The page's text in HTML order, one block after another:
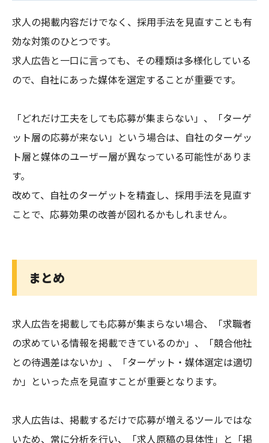
求人の掲載内容だけでなく、採用手法を見直すことも有
効な対策のひとつです。
求人広告と一口に言っても、その種類は多様化している
ので、自社にあった媒体を選定することが重要です。
「どれだけ工夫をしても応募が集まらない」、「ターゲ
ット層の応募が来ない」という場合は、自社のターゲッ
ト層と媒体のユーザー層が異なっている可能性がありま
す。
改めて、自社のターゲットを精査し、採用手法を見直す
ことで、応募効果の改善が図れるかもしれません。
まとめ
求人広告を掲載しても応募が集まらない場合、「求職者
の求めている情報を掲載できているのか」、「競合他社
との待遇差はないか」、「ターゲット・媒体選定は適切
か」といった点を見直すことが重要となります。
求人広告は、掲載するだけで応募が増えるツールではな
いため、常に分析を行い、「求人原稿の具体性」と「掲